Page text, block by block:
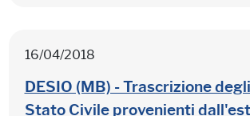
16/04/2018
DESIO (MB) - Trascrizione
Stato Civile provenienti